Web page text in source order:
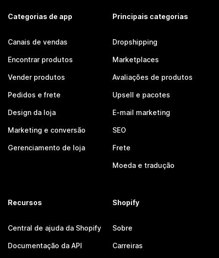
Categorias de app
Canais de vendas
Encontrar produtos
Vender produtos
Pedidos e frete
Design da loja
Marketing e conversão
Gerenciamento de loja
Principais categorias
Dropshipping
Marketplaces
Avaliações de produtos
Upsell e pacotes
E-mail marketing
SEO
Frete
Moeda e tradução
Recursos
Central de ajuda da Shopify
Documentação da API
Shopify
Sobre
Carreiras